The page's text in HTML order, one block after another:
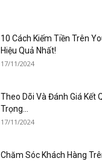
10 Cách Kiếm Tiền Trên
Hiệu Quả Nhất!
17/11/2024
Theo Dõi Và Đánh Giá Kết
Trọng...
17/11/2024
Chăm Sóc Khách Hàng